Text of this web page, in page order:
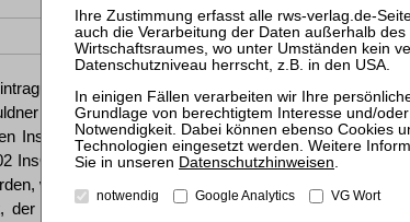
Am sichersten ist wegen § 301 InsO der Weg
wird im Regelfall nach sechs Jahren, u. U. aber
Insolvenzforderungen befreit. Eine Ausnahme bilden
InsO angemeldet und als solche zur Tabelle
wenn es ihm gelingt, eine Mehrheit der Gläubiger zu
bereits seit geraumer Zeit auch in der
Datenschutzhinweisen
notwendig Google Analytics VG Wort